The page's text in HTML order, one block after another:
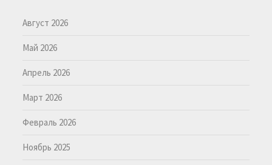
Август 2026
Май 2026
Апрель 2026
Март 2026
Февраль 2026
Ноябрь 2025